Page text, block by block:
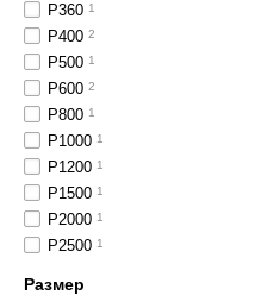
P360 1
P400 2
P500 1
P600 2
P800 1
P1000 1
P1200 1
P1500 1
P2000 1
P2500 1
Размер